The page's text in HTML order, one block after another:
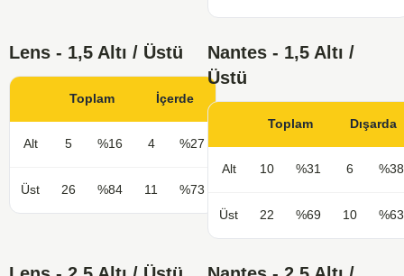
Lens - 1,5 Altı / Üstü
Toplam İçerde
Alt 5 %16 4 %27
Üst 26 %84 11 %73
Nantes - 1,5 Altı /
Üstü
Toplam Dışarda
Alt 10 %31 6 %38
Üst 22 %69 10 %63